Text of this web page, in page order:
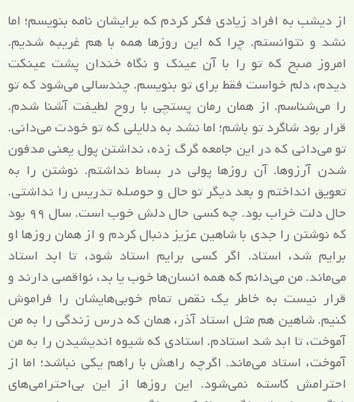
از دیشب به افراد زیادی فکر کردم که برایشان نامه بنویسم؛ اما
نشد و نتوانستم. چرا که این‌ روزها همه با هم غریبه شدیم.
امروز صبح که تو را با آن عینک و نگاه خندان پشت عینکت
دیدم، دلم خواست فقط برای تو بنویسم. چندسالی می‌شود که تو
را می‌شناسم. از همان رمان پستچی با روح لطیفت آشنا شدم.
قرار بود شاگرد تو باشم؛ اما نشد به دلایلی که تو خودت می‌دانی.
تو می‌دانی که در این جامعه گرگ زده، نداشتن پول یعنی مدفون
شدن آرزوها. آن روزها پولی در بساط نداشتم. نوشتن را به
تعویق انداختم و بعد دیگر تو حال و حوصله تدریس را نداشتی.
حال دلت خراب بود. چه کسی حال دلش خوب است. سال ۹۹ بود
که نوشتن را جدی با شاهین عزیز دنبال کردم و از همان روزها او
برایم شد، استاد. اگر کسی برایم استاد شود، تا ابد استاد
می‌ماند. من می‌دانم که همه انسان‌ها خوب یا بد، نواقصی دارند و
قرار نیست به خاطر یک نقص تمام خوبی‌هایشان را فراموش
کنیم. شاهین هم مثل استاد آذر، همان که درس زندگی را به من
آموخت، تا ابد شد استادم. استادی که شیوه اندیشیدن را به من
آموخت، استاد می‌ماند. اگرچه راهش با راهم یکی نباشد؛ اما از
احترامش کاسته نمی‌شود. این روزها از این بی‌احترامی‌های